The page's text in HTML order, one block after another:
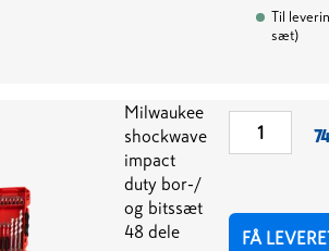
Til
sæt)
Milwaukee
shockwave
impact
duty bor-/
og bitssæt
48 dele
FÅ